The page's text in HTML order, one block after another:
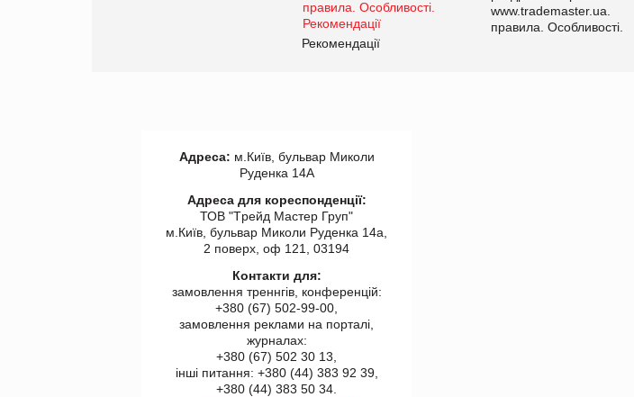
www.trademaster.ua.
правила. Особливості.
Рекомендації
Адреса: м.Київ, бульвар Миколи
Руденка 14А
Адреса для кореспонденції:
ТОВ "Tрейд Мастер Груп"
м.Київ, бульвар Миколи Руденка 14а,
2 поверх, оф 121, 03194
Контакти для:
замовлення треннгів, конференцій:
+380 (67) 502-99-00,
замовлення реклами на порталі,
журналах:
+380 (67) 502 30 13,
інші питання: +380 (44) 383 92 39,
+380 (44) 383 50 34.